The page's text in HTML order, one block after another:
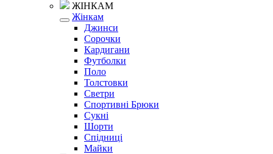
ЖІНКАМ
Жінкам
Джинси
Сорочки
Кардигани
Футболки
Поло
Толстовки
Светри
Спортивні Брюки
Сукні
Шорти
Спідниці
Майки